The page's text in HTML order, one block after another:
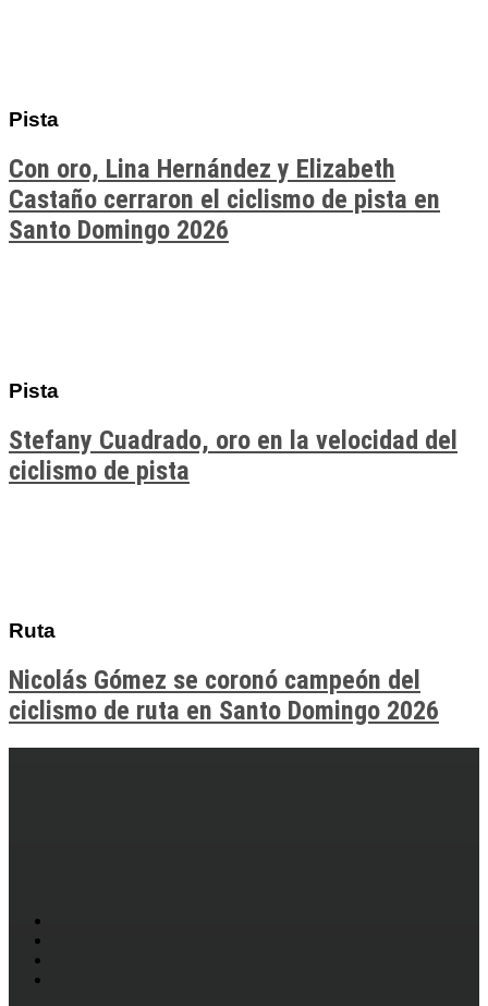
Pista
Con oro, Lina Hernández y Elizabeth
Castaño cerraron el ciclismo de pista en
Santo Domingo 2026
Pista
Stefany Cuadrado, oro en la velocidad del
ciclismo de pista
Ruta
Nicolás Gómez se coronó campeón del
ciclismo de ruta en Santo Domingo 2026